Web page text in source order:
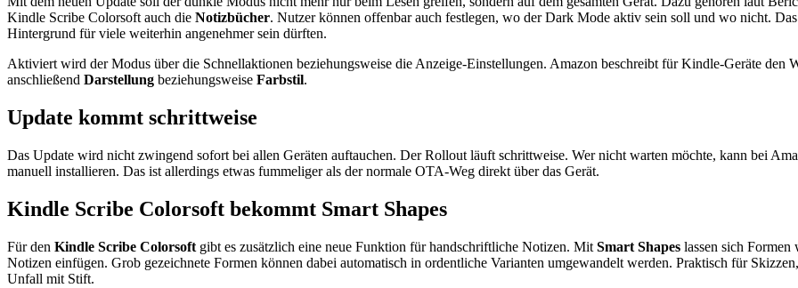
Kindle Scribe Colorsoft auch die Notizbücher. Nutzer können offenbar auch festlegen, wo der Dark Mode aktiv sein soll und wo nicht.
Hintergrund für viele weiterhin angenehmer sein dürften.
Aktiviert wird der Modus über die Schnellaktionen beziehungsweise die Anzeige-Einstellungen. Amazon beschreibt für Kindle-Geräte den
anschließend Darstellung beziehungsweise Farbstil.
Update kommt schrittweise
Das Update wird nicht zwingend sofort bei allen Geräten auftauchen. Der Rollout läuft schrittweise. Wer nicht warten möchte, kann bei
manuell installieren. Das ist allerdings etwas fummeliger als der normale OTA-Weg direkt über das Gerät.
Kindle Scribe Colorsoft bekommt Smart Shapes
Für den Kindle Scribe Colorsoft gibt es zusätzlich eine neue Funktion für handschriftliche Notizen. Mit Smart Shapes lassen sich
Notizen einfügen. Grob gezeichnete Formen können dabei automatisch in ordentliche Varianten umgewandelt werden. Praktisch für
Unfall mit Stift.